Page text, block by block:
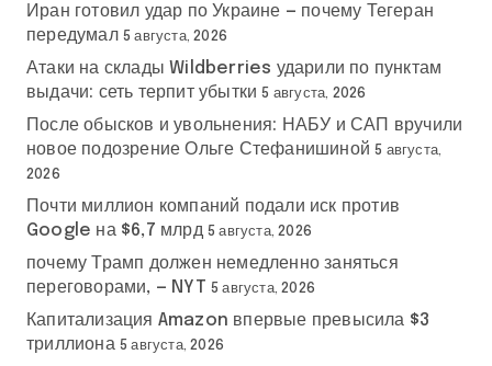
Иран готовил удар по Украине — почему Тегеран
передумал 5 августа, 2026
Атаки на склады Wildberries ударили по пунктам
выдачи: сеть терпит убытки 5 августа, 2026
После обысков и увольнения: НАБУ и САП вручили
новое подозрение Ольге Стефанишиной 5 августа,
2026
Почти миллион компаний подали иск против
Google на $6,7 млрд 5 августа, 2026
почему Трамп должен немедленно заняться
переговорами, — NYT 5 августа, 2026
Капитализация Amazon впервые превысила $3
триллиона 5 августа, 2026